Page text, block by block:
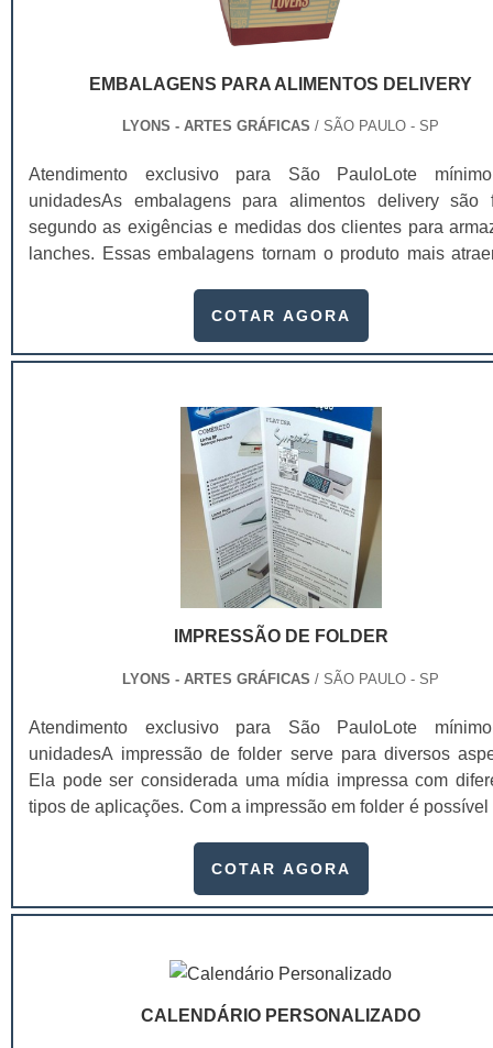
qualidade, aprovado pelo ISO 9001. Vale ressaltar que
ser encomendados os blisters para medicamentos, nos
fabricante tenha interesse, existe a
encomendar a impressão de bulas personalizadas
EMBALAGENS PARA ALIMENTOS DELIVERY
LYONS - ARTES GRÁFICAS / SÃO PAULO - SP
Atendimento exclusivo para São PauloLote
unidadesAs embalagens para alimentos delivery são
segundo as exigências e medidas dos clientes para
lanches. Essas embalagens tornam o produto mais
sofisticação, mas também pela divulgação da sua
comunicação.Com a embalagem personalizada, não
COTAR AGORA
IMPRESSÃO DE FOLDER
LYONS - ARTES GRÁFICAS / SÃO PAULO - SP
Atendimento exclusivo para São PauloLote
unidadesA impressão de folder serve para diversos
Ela pode ser considerada uma mídia impressa com
tipos de aplicações. Com a impressão em folder é possível
rápida.Funções realizadas pelo folder Apresentar uma
Divulgar um serviço ou produto específico; Entre
COTAR AGORA
CALENDÁRIO PERSONALIZADO